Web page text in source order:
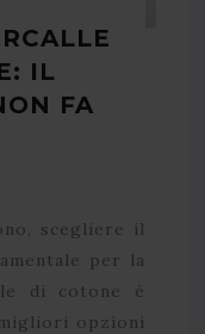
IL
FA
scegliere il
per la
di cotone è
opzioni